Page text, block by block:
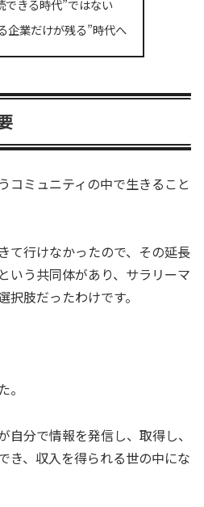
できる時代”ではない
企業だけが残る”時代へ
コミュニティの中で生きること
て行けなかったので、その延長
いう共同体があり、サラリーマ
肢だったわけです。
分で情報を発信し、取得し、
き、収入を得られる世の中にな